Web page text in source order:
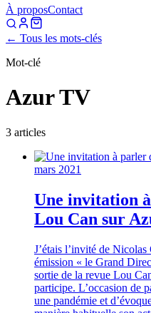
À proposContact
← Tous les mots-clés
Mot-clé
Azur TV
3 articles
mars 2021
Une invitation
Lou Can sur
J’étais l’invité de
émission « le Grand
sortie de la revue Lou
participe. L’occasion de
une pandémie et